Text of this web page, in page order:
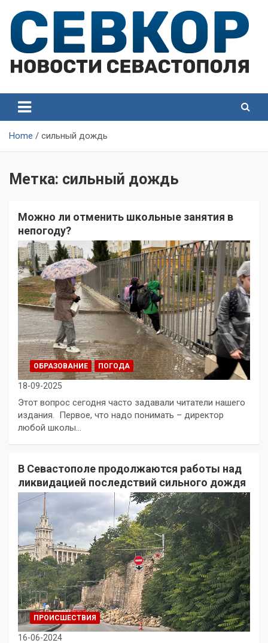
content
Севастополя
Севастополя
Home сильный дождь
Метка: сильный дождь
Можно ли отменить школьные занятия в
непогоду?
ОБРАЗОВАНИЕ ПОГОДА
18-09-2025
Этот вопрос сегодня часто задавали читатели нашего
издания. Первое, что надо понимать – директор
любой школы…
В Севастополе продолжаются работы над
ликвидацией последствий сильного дождя
ПРОИСШЕСТВИЯ
16-06-2024